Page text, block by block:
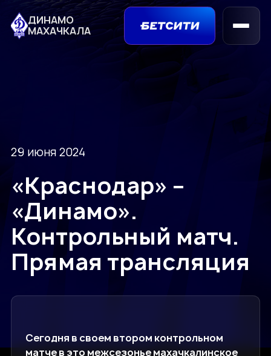
ДИНАМО
МАХАЧКАЛА
29 июня 2024
«Краснодар» –
«Динамо».
Контрольный матч.
Прямая трансляция
Сегодня в своем втором контрольном
матче в это межсезонье махачкалинское